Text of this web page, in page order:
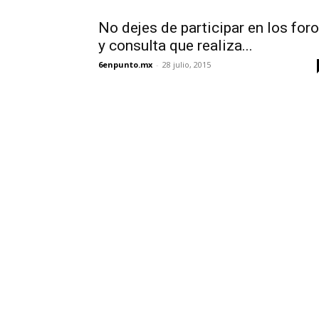
No dejes de participar en los
y consulta que realiza...
6enpunto.mx - 28 julio, 2015